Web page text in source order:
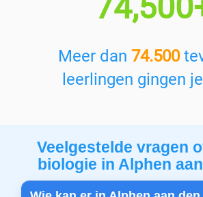
Meer dan 74.500
leerlingen gingen
Veelgestelde vragen
biologie in Alphen